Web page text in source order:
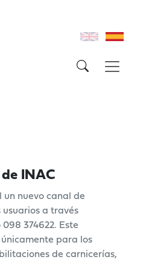
INAC
un nuevo canal de
usuarios a través
374622. Este
para los
de carnicerías,